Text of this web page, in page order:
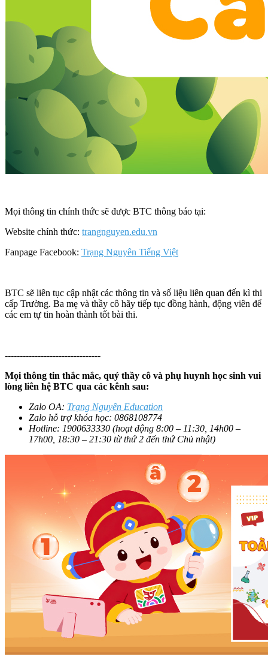
Mọi thông tin chính thức sẽ được BTC thông báo tại:
Website chính thức: trangnguyen.edu.vn
Fanpage Facebook: Trạng Nguyên Tiếng Việt
BTC sẽ liên tục cập nhật các thông tin và số liệu liên quan đến kì thi
cấp Trường. Ba mẹ và thầy cô hãy tiếp tục đồng hành, động viên để
các em tự tin hoàn thành tốt bài thi.
--------------------------------
Mọi thông tin thắc mắc, quý thầy cô và phụ huynh học sinh vui
lòng liên hệ BTC qua các kênh sau:
Zalo OA: Trạng Nguyên Education
Zalo hỗ trợ khóa học: 0868108774
Hotline: 1900633330 (hoạt động 8:00 – 11:30, 14h00 –
17h00, 18:30 – 21:30 từ thứ 2 đến thứ Chủ nhật)